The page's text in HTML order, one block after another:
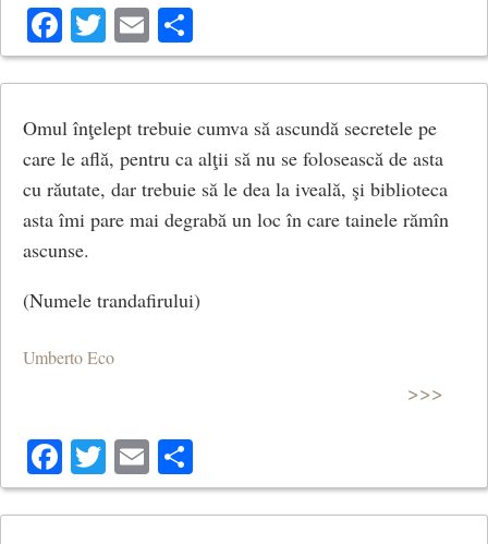
Facebook
Twitter
Email
Omul înţelept trebuie cumva să ascundă secretele pe
care le află, pentru ca alţii să nu se folosească de asta
cu răutate, dar trebuie să le dea la iveală, şi biblioteca
asta îmi pare mai degrabă un loc în care tainele rămîn
ascunse.
(Numele trandafirului)
Umberto Eco
>>>
Facebook
Twitter
Email